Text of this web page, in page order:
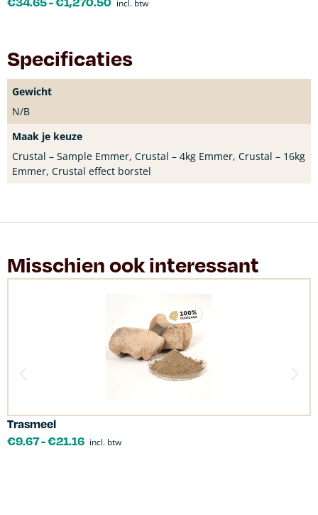
incl. btw
Specificaties
Gewicht
N/B
Maak je keuze
Crustal – Sample Emmer, Crustal – 4kg Emmer, Crustal – 16kg
Emmer, Crustal effect borstel
Misschien ook interessant
Trasmeel
€9.67-€21.16 incl. btw